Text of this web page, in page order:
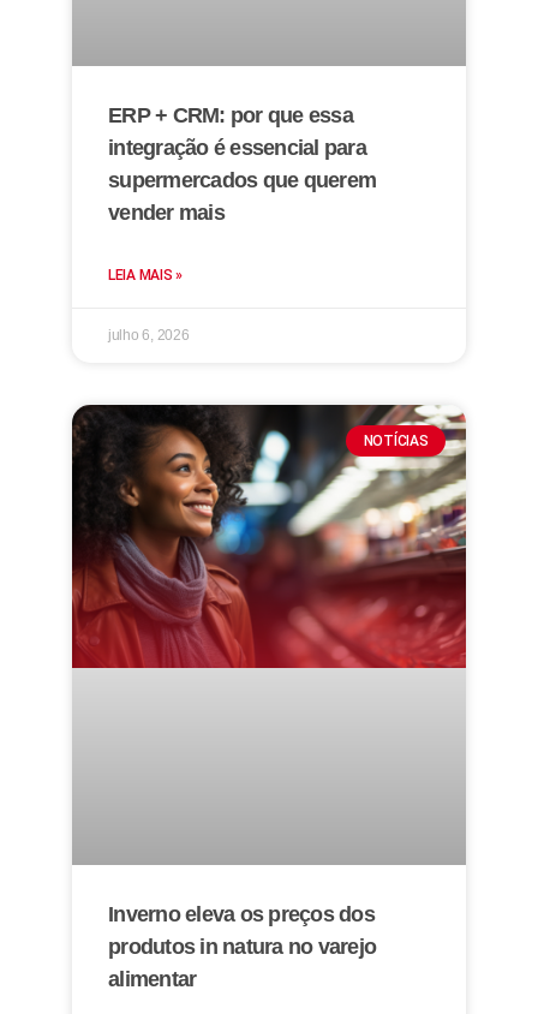
ERP + CRM: por que essa
integração é essencial para
supermercados que querem
vender mais
LEIA MAIS »
julho 6, 2026
NOTÍCIAS
Inverno eleva os preços dos
produtos in natura no varejo
alimentar